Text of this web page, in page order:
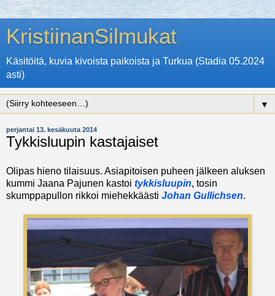
KristiinanSilmukat
Käsitöitä, kuvia kivoista paikoista ja Turkua (Stadia 05.2024
asti)
▼
perjantai 13. kesäkuuta 2014
Tykkisluupin kastajaiset
Olipas hieno tilaisuus. Asiapitoisen puheen jälkeen aluksen
kummi Jaana Pajunen kastoi tykkisluupin, tosin
skumppapullon rikkoi miehekkäästi Johan Gullichsen.